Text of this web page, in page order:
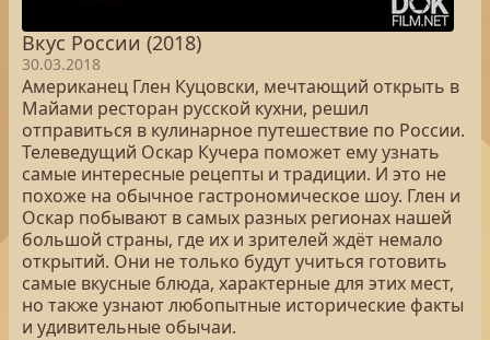
Вкус России (2018)
30.03.2018
Американец Глен Куцовски, мечтающий открыть в
Майами ресторан русской кухни, решил
отправиться в кулинарное путешествие по России.
Телеведущий Оскар Кучера поможет ему узнать
самые интересные рецепты и традиции. И это не
похоже на обычное гастрономическое шоу. Глен и
Оскар побывают в самых разных регионах нашей
большой страны, где их и зрителей ждёт немало
открытий. Они не только будут учиться готовить
самые вкусные блюда, характерные для этих мест,
но также узнают любопытные исторические факты
и удивительные обычаи.